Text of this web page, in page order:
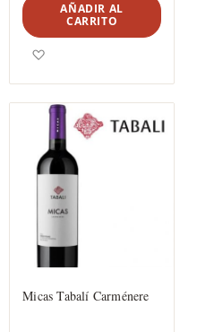
AÑADIR AL
CARRITO
Micas Tabalí Carménere